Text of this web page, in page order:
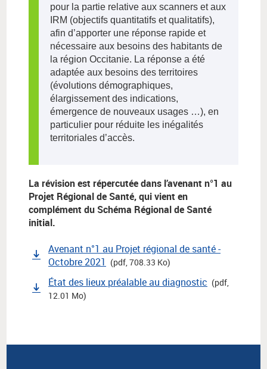
pour la partie relative aux scanners et aux
IRM (objectifs quantitatifs et qualitatifs),
afin d’apporter une réponse rapide et
nécessaire aux besoins des habitants de
la région Occitanie. La réponse a été
adaptée aux besoins des territoires
(évolutions démographiques,
élargissement des indications,
émergence de nouveaux usages …), en
particulier pour réduite les inégalités
territoriales d’accès.
La révision est répercutée dans l’avenant n°1 au
Projet Régional de Santé, qui vient en
complément du Schéma Régional de Santé
initial.
Avenant n°1 au Projet régional de santé -
Octobre 2021 (pdf, 708.33 Ko)
État des lieux préalable au diagnostic (pdf,
12.01 Mo)